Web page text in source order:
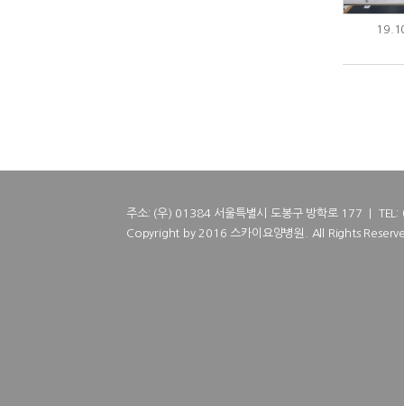
주소: (우) 01384 서울특별시 도봉구 방학로 177 |
Copyright by 2016 스카이요양병원. All Rights